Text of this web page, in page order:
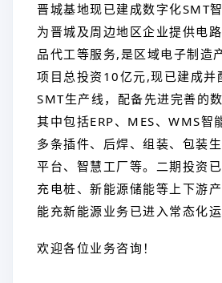
晋城基地现已建成数字化SMT
为晋城及周边地区企业提供电
品代工等服务,是区域电子制造
项目总投资10亿元,现已建成并
SMT生产线，配备先进完善的
其中包括ERP、MES、WMS智
多条插件、后焊、组装、包装
平台、智慧工厂等。二期投资
充电桩、新能源储能等上下游
能充新能源业务已进入常态化运
欢迎各位业务咨询！